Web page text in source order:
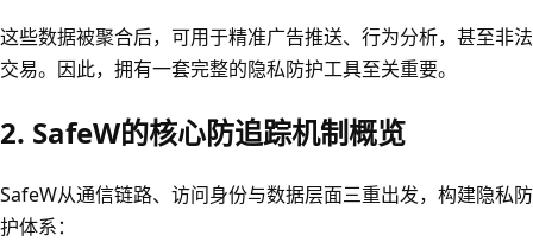
这些数据被聚合后，可用于精准广告推送、行为分析，甚至非法
交易。因此，拥有一套完整的隐私防护工具至关重要。
2. SafeW的核心防追踪机制概览
SafeW从通信链路、访问身份与数据层面三重出发，构建隐私防
护体系：